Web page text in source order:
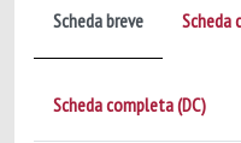
Scheda breve Scheda
Scheda completa (DC)